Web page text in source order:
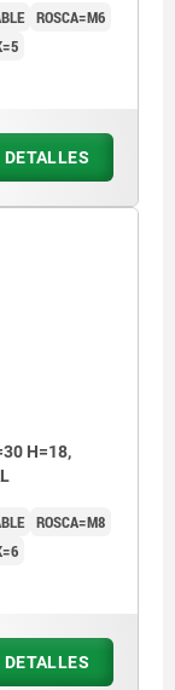
ROSCA=M6
DETALLES
ROSCA=M8
DETALLES